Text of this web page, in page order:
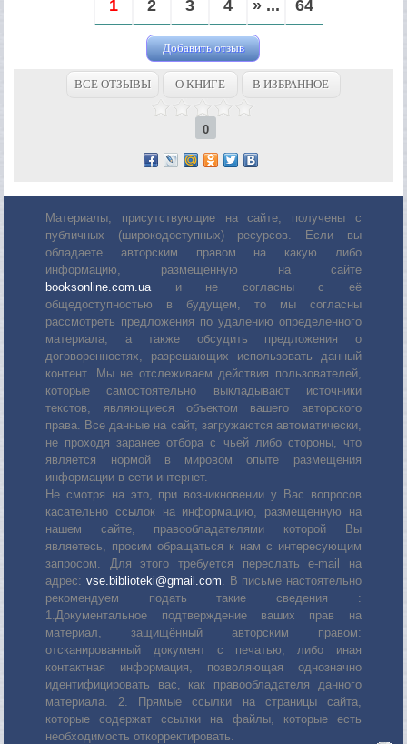
1 2 3 4 » ... 64
Добавить отзыв
ВСЕ ОТЗЫВЫ О КНИГЕ В ИЗБРАННОЕ
0
Материалы, присутствующие на сайте, получены с
публичных (широкодоступных) ресурсов. Если вы
обладаете авторским правом на какую либо
информацию, размещенную на сайте
booksonline.com.uaи не согласны с её
общедоступностью в будущем, то мы согласны
рассмотреть предложения по удалению определенного
материала, а также обсудить предложения о
договоренностях, разрешающих использовать данный
контент. Мы не отслеживаем действия пользователей,
которые самостоятельно выкладывают источники
текстов, являющиеся объектом вашего авторского
права. Все данные на сайт, загружаются автоматически,
не проходя заранее отбора с чьей либо стороны, что
является нормой в мировом опыте размещения
информации в сети интернет.
Не смотря на это, при возникновении у Вас вопросов
касательно ссылок на информацию, размещенную на
нашем сайте, правообладателями которой Вы
являетесь, просим обращаться к нам с интересующим
запросом. Для этого требуется переслать е-mail на
адрес: vse.biblioteki@gmail.com. В письме настоятельно
рекомендуем подать такие сведения :
1.Документальное подтверждение ваших прав на
материал, защищённый авторским правом:
отсканированный документ с печатью, либо иная
контактная информация, позволяющая однозначно
идентифицировать вас, как правообладателя данного
материала. 2. Прямые ссылки на страницы сайта,
которые содержат ссылки на файлы, которые есть
необходимость откорректировать.